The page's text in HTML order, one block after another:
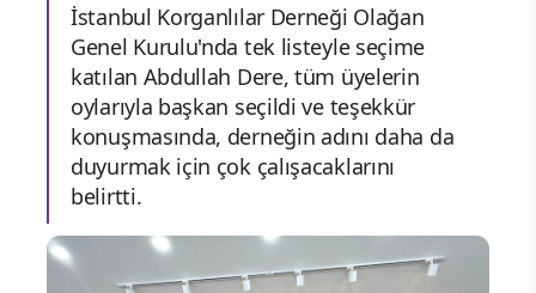
İstanbul Korganlılar Derneği Olağan
Genel Kurulu'nda tek listeyle seçime
katılan Abdullah Dere, tüm üyelerin
oylarıyla başkan seçildi ve teşekkür
konuşmasında, derneğin adını daha da
duyurmak için çok çalışacaklarını
belirtti.